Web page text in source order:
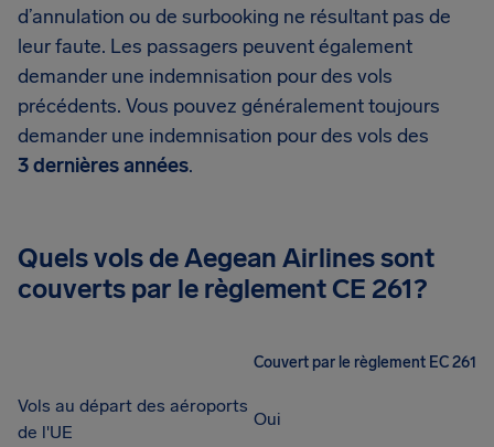
d’annulation ou de surbooking ne résultant pas de
leur faute. Les passagers peuvent également
demander une indemnisation pour des vols
précédents. Vous pouvez généralement toujours
demander une indemnisation pour des vols des
3 dernières années.
Quels vols de Aegean Airlines sont
couverts par le règlement CE 261?
Couvert par le règlement EC 261
Vols au départ des aéroports
de l'UE
Oui